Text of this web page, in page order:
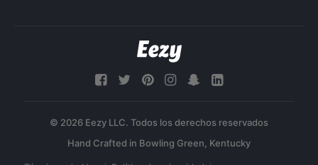
© 2026 Eezy LLC. Todos los derechos reservados